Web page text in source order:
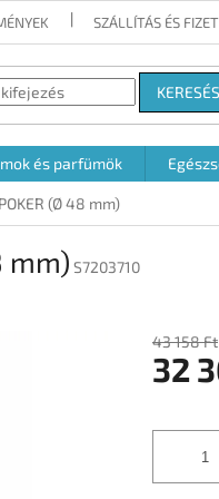
SZÁLLÍTÁS ÉS
KERESÉS
és parfümök
(Ø 48 mm)
mm) S7203710
43 158 Ft
32